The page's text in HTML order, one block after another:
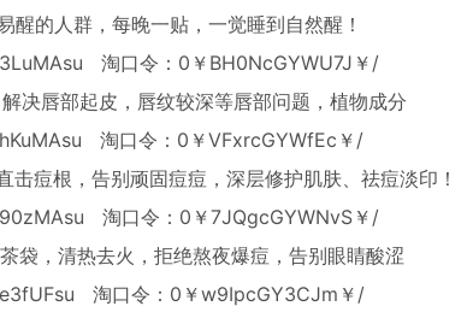
的人群，每晚一贴，一觉睡到自然醒！
淘口令：0￥BH0NcGYWU7J￥/
唇部起皮，唇纹较深等唇部问题，植物成分
淘口令：0￥VFxrcGYWfEc￥/
痘根，告别顽固痘痘，深层修护肌肤、祛痘淡印！
淘口令：0￥7JQgcGYWNvS￥/
，清热去火，拒绝熬夜爆痘，告别眼睛酸涩
淘口令：0￥w9IpcGY3CJm￥/